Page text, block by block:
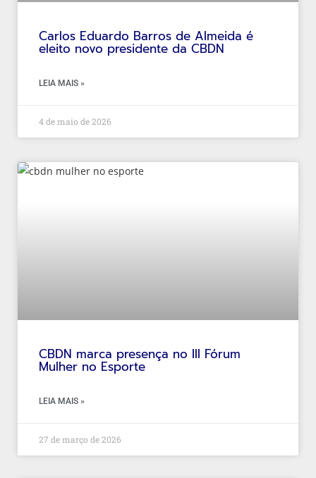
Carlos Eduardo Barros de Almeida é
eleito novo presidente da CBDN
LEIA MAIS »
4 de maio de 2026
CBDN marca presença no III Fórum
Mulher no Esporte
LEIA MAIS »
27 de março de 2026